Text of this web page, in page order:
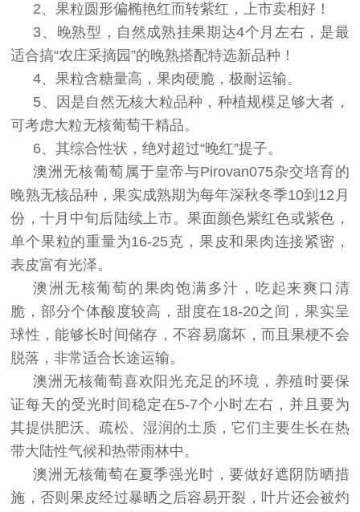
2、果粒圆形偏椭艳红而转紫红，上市卖相好！
3、晚熟型，自然成熟挂果期达4个月左右，是最
适合搞“农庄采摘园”的晚熟搭配特选新品种！
4、果粒含糖量高，果肉硬脆，极耐运输。
5、因是自然无核大粒品种，种植规模足够大者，
可考虑大粒无核葡萄干精品。
6、其综合性状，绝对超过“晚红”提子。
澳洲无核葡萄属于皇帝与Pirovan075杂交培育的
晚熟无核品种，果实成熟期为每年深秋冬季10到12月
份，十月中旬后陆续上市。果面颜色紫红色或紫色，
单个果粒的重量为16-25克，果皮和果肉连接紧密，
表皮富有光泽。
澳洲无核葡萄的果肉饱满多汁，吃起来爽口清
脆，部分个体酸度较高，甜度在18-20之间，果实呈
球性，能够长时间储存，不容易腐坏，而且果梗不会
脱落，非常适合长途运输。
澳洲无核葡萄喜欢阳光充足的环境，养殖时要保
证每天的受光时间稳定在5-7个小时左右，并且要为
其提供肥沃、疏松、湿润的土质，它们主要生长在热
带大陆性气候和热带雨林中。
澳洲无核葡萄在夏季强光时，要做好遮阴防晒措
施，否则果皮经过暴晒之后容易开裂，叶片还会被灼